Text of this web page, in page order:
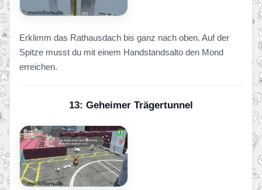
Erklimm das Rathausdach bis ganz nach oben. Auf der
Spitze musst du mit einem Handstandsalto den Mond
erreichen.
13: Geheimer Trägertunnel